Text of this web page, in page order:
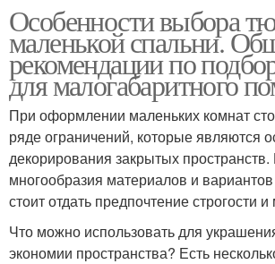
Тюль на маленькую
Особенности выбора
маленькой спальни.
рекомендации по
для малогабаритного
При оформлении маленьких комнат
ряде ограничений, которые являются
декорирования закрытых пространств.
многообразия материалов и
стоит отдать предпочтение строгости
Что можно использовать для
экономии пространства? Есть